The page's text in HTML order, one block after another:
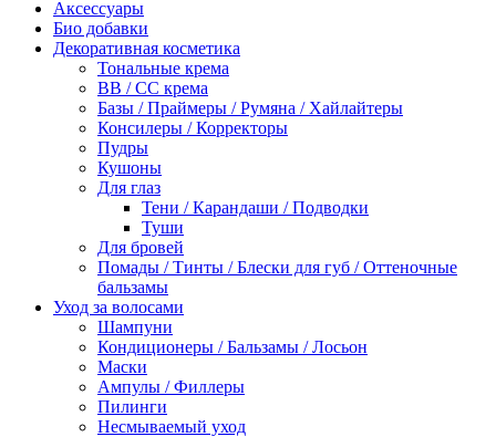
Аксессуары
Био добавки
Декоративная косметика
Тональные крема
BB / СС крема
Базы / Праймеры / Румяна / Хайлайтеры
Консилеры / Корректоры
Пудры
Кушоны
Для глаз
Тени / Карандаши / Подводки
Туши
Для бровей
Помады / Тинты / Блески для губ / Оттеночные
бальзамы
Уход за волосами
Шампуни
Кондиционеры / Бальзамы / Лосьон
Маски
Ампулы / Филлеры
Пилинги
Несмываемый уход